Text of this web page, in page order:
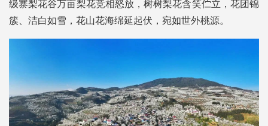
级寨梨花谷万亩梨花竞相怒放，树树梨花含笑伫立，花团锦
簇、洁白如雪，花山花海绵延起伏，宛如世外桃源。